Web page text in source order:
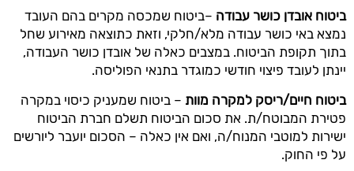
ביטוח אובדן כושר עבודה –ביטוח שמכסה מקרים בהם העובד
נמצא באי כושר עבודה מלא/חלקי, וזאת כתוצאה מאירוע שחל
בתוך תקופת הביטוח. במצבים כאלה של אובדן כושר העבודה,
יינתן לעובד פיצוי חודשי כמוגדר בתנאי הפוליסה.
ביטוח חיים/ריסק למקרה מוות – ביטוח שמעניק כיסוי במקרה
פטירת המבוטח/ת. את סכום הביטוח תשלם חברת הביטוח
ישירות למוטבי המנוח/ה, ואם אין כאלה – הסכום יועבר ליורשים
על פי החוק.